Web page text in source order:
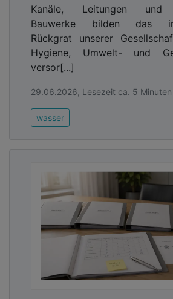
Kanäle, Leitungen und
Bauwerke bilden das
Rückgrat unserer
Hygiene, Umwelt- und
versor[...]
29.06.2026, Lesezeit ca. 5 Minuten
wasser